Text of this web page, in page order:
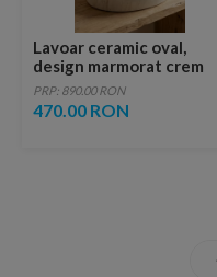
Lavoar ceramic oval,
design marmorat crem
lucios cu vene aurii,
ventil inclus
PRP: 890.00 RON
470.00 RON